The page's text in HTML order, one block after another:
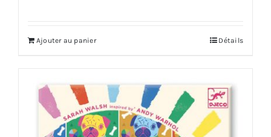
Ajouter au panier Détails